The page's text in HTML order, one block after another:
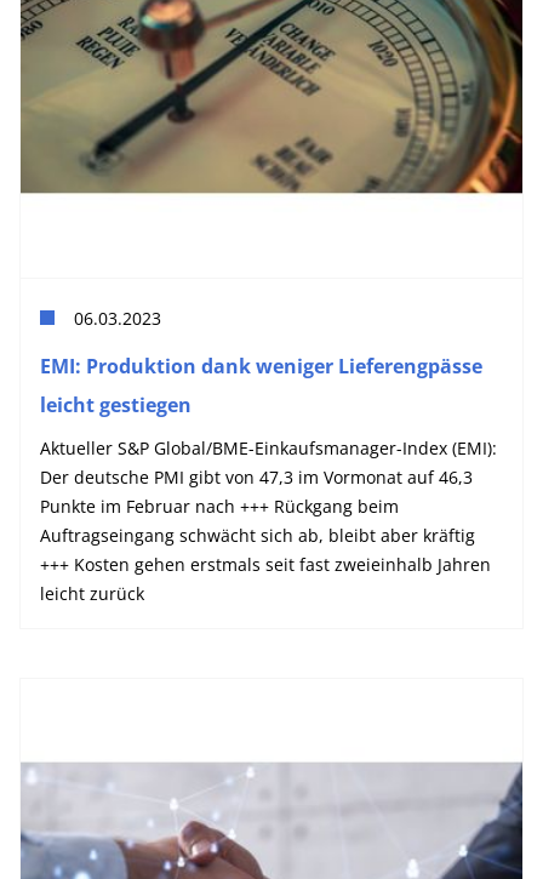
06.03.2023
EMI: Produktion dank weniger Lieferengpässe
leicht gestiegen
Aktueller S&P Global/BME-Einkaufsmanager-Index (EMI):
Der deutsche PMI gibt von 47,3 im Vormonat auf 46,3
Punkte im Februar nach +++ Rückgang beim
Auftragseingang schwächt sich ab, bleibt aber kräftig
+++ Kosten gehen erstmals seit fast zweieinhalb Jahren
leicht zurück